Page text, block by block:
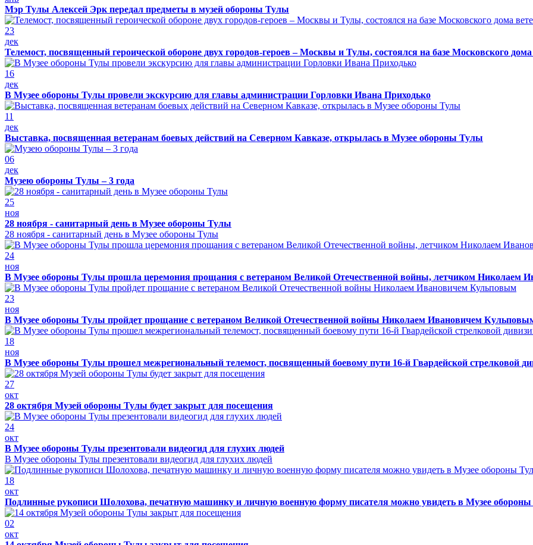
Мэр Тулы Алексей Эрк передал предметы в музей обороны Тулы
23
дек
Телемост, посвященный героической обороне двух городов-героев – Москвы и Тулы, состоялся на базе Московского
16
дек
В Музее обороны Тулы провели экскурсию для главы администрации Горловки Ивана Приходько
11
дек
Выставка, посвященная ветеранам боевых действий на Северном Кавказе, открылась в Музее обороны Тулы
06
дек
Музею обороны Тулы – 3 года
25
ноя
28 ноября - санитарный день в Музее обороны Тулы
28 ноября - санитарный день в Музее обороны Тулы
24
ноя
В Музее обороны Тулы прошла церемония прощания с ветераном Великой Отечественной войны, летчиком Николаем
23
ноя
В Музее обороны Тулы пройдет прощание с ветераном Великой Отечественной войны Николаем Ивановичем
18
ноя
В Музее обороны Тулы прошел межрегиональный телемост, посвященный боевому пути 16-й Гвардейской стрелковой
27
окт
28 октября Музей обороны Тулы будет закрыт для посещения
24
окт
В Музее обороны Тулы презентовали видеогид для глухих людей
В Музее обороны Тулы презентовали видеогид для глухих людей
18
окт
Подлинные рукописи Шолохова, печатную машинку и личную военную форму писателя можно увидеть в Музее
02
окт